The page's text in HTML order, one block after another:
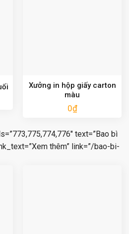
Xưởng in hộp giấy carton
màu
0₫
text=”Bao bì
thêm” link=”/bao-bi-